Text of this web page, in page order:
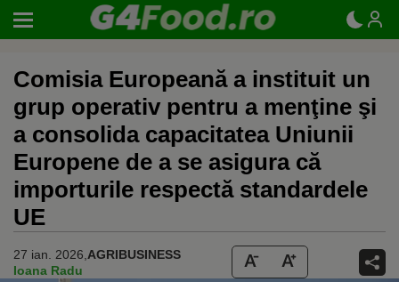
Comisia Europeană a instituit un
grup operativ pentru a menţine şi
a consolida capacitatea Uniunii
Europene de a se asigura că
importurile respectă standardele
UE
27 ian. 2026, AGRIBUSINESS
Ioana Radu